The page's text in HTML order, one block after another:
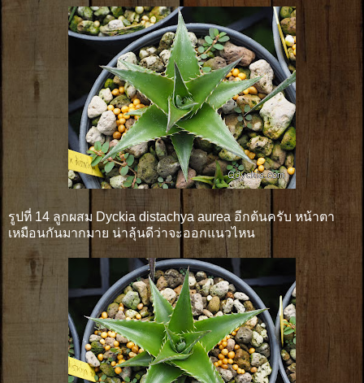
รูปที่ 14 ลูกผสม Dyckia distachya aurea อีกต้นครับ หน้าตา
เหมือนกันมากมาย น่าลุ้นดีว่าจะออกแนวไหน